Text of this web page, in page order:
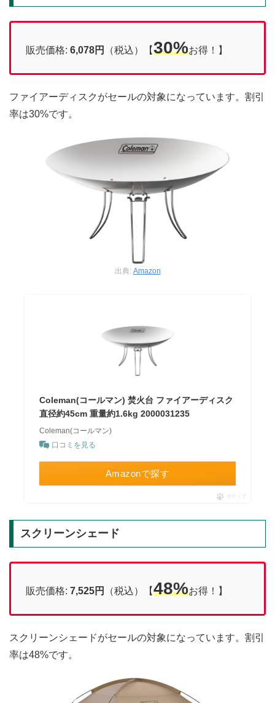
販売価格: 6,078円 （税込）【30%お得！】
ファイアーディスクがセールの対象になっています。割引
率は30%です。
出典: Amazon
Coleman(コールマン) 焚火台 ファイアーディスク
直径約45cm 重量約1.6kg 2000031235
Coleman(コールマン)
口コミを見る
Amazonで探す
ポチップ
スクリーンシェード
販売価格: 7,525円 （税込）【48%お得！】
スクリーンシェードがセールの対象になっています。割引
率は48%です。